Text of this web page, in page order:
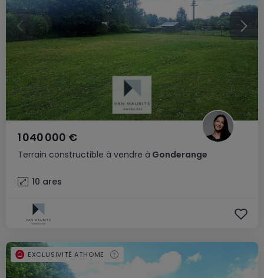
Terrain constructible à vendre à Gonderange
1 040 000 €
10 ares
EXCLUSIVITÉ ATHOME